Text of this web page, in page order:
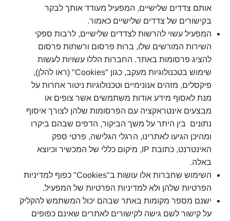
אותם צדדים שלישיים, המפעיל מעודד אותך לבקר
בקישורים של צדדים שלישיים כאמור.
המפעיל עשוי להרשות לצדדים שלישיים, לרבות ספקי
השירות המורשים שלו, ברות פרסום ורשתות פרסום
להציג פרסומות באתר. החברות הללו עשויות לעשות
שימוש בטכנולוגיות מעקב, כגון "Cookies" (ראו להלן),
פיקסלים, מזהים אנונימיים וטכנולוגיות ניטור אחרות על
מנת לאסוף מידע אודות משתמשים אשר צופים או
מבצעים אינטראקציה עם הפרסומות שלהן לצורך איסוף
נתונים בין היתר על משך הביקור, הדפים שבהם ביקרו
ומהיכן הגיעו לאתרינו, הרגלי הגלישה, פרטי ספק
האינטרנט, כתובת IP, מיקום כללי של המכשיר וכיוצא
באלה.
השימוש שחברות אלו עושות ב"Cookies" כפוף למדיניות
הפרטיות שלהן ולא למדיניות הפרטיות של המפעיל.
ישנם מספר מקומות באתר שבהם יכול המשתמש להקליק
על קישור לשם גישה לקישורים לאתרים שאינם כפופים